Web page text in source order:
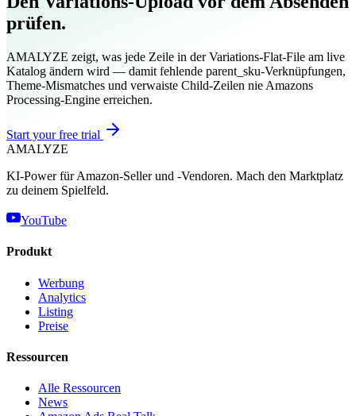
prüfen.
AMALYZE zeigt, was jede Zeile in der Variations-Flat-File am live
Katalog ändern wird — damit fehlende parent_sku-Verknüpfungen,
Theme-Mismatches und verwaiste Child-Zeilen nie Amazons
Processing-Engine erreichen.
Start your free trial
AMALYZE
KI-Power für Amazon-Seller und -Vendoren. Mach den Marktplatz
zu deinem Spielfeld.
YouTube
Produkt
Werbung
Analytics
Listing
Preise
Ressourcen
Alle Ressourcen
News